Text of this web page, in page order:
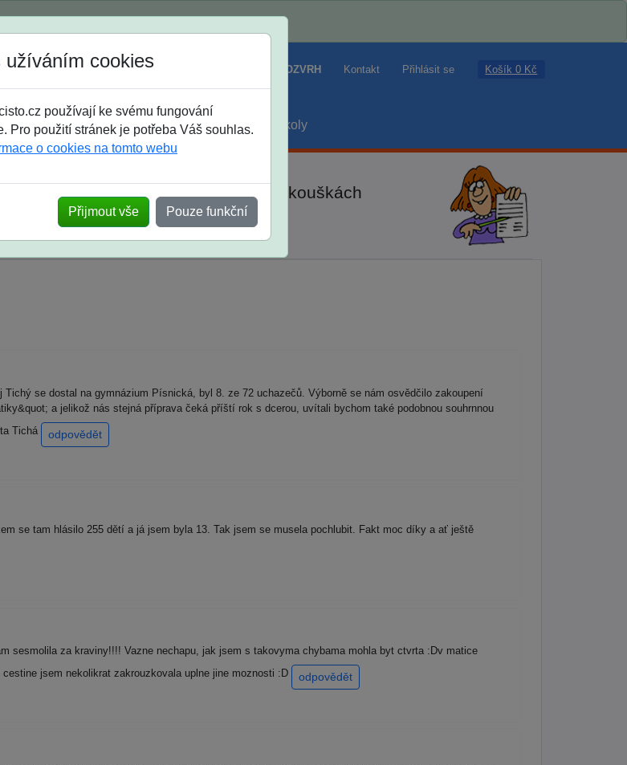
Jak si vybrat ROZVRH Kontakt Přihlásit se Košík 0 Kč
střední maturanti soutěže prázdniny školy
ohlasy po skutečných přijímacích zkouškách
užíváním cookies
používají ke svému fungování
Pro použití stránek je potřeba Váš souhlas.
o cookies na tomto webu
Přijmout vše Pouze funkční
se dostal na gymnázium Písnická, byl 8. ze 72 uchazečů. Výborně se nám osvědčilo zakoupení
a jelikož nás stejná příprava čeká příští rok s dcerou, uvítali bychom také podobnou souhrnnou
Tichá
odpovědět
se tam hlásilo 255 dětí a já jsem byla 13. Tak jsem se musela pochlubit. Fakt moc díky a ať ještě
sesmolila za kraviny!!!! Vazne nechapu, jak jsem s takovyma chybama mohla byt ctvrta :Dv matice
jsem nekolikrat zakrouzkovala uplne jine moznosti :D
odpovědět